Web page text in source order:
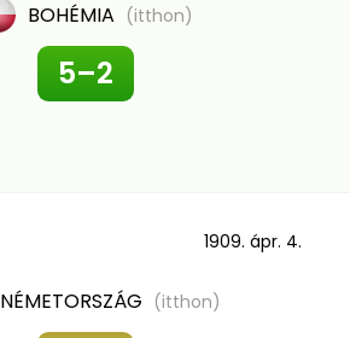
BOHÉMIA (itthon)
5–2
1909. ápr. 4.
NÉMETORSZÁG (itthon)